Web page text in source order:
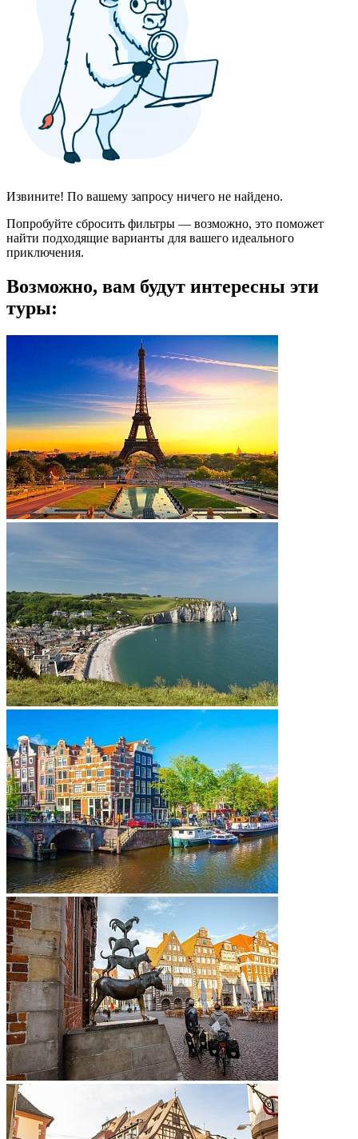
Извините! По вашему запросу ничего не найдено.
Попробуйте сбросить фильтры — возможно, это поможет
найти подходящие варианты для вашего идеального
приключения.
Возможно, вам будут интересны эти
туры: